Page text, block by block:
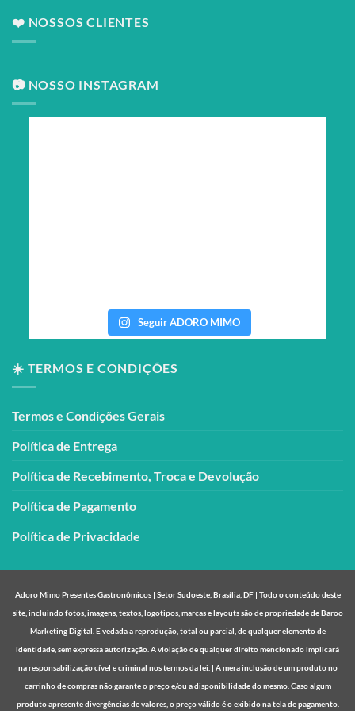
❤️ NOSSOS CLIENTES
📷 NOSSO INSTAGRAM
Seguir ADORO MIMO
☀️ TERMOS E CONDIÇÕES
Termos e Condições Gerais
Política de Entrega
Política de Recebimento, Troca e Devolução
Política de Pagamento
Política de Privacidade
Adoro Mimo Presentes Gastronômicos | Setor Sudoeste, Brasília, DF | Todo o conteúdo deste
site, incluindo fotos, imagens, textos, logotipos, marcas e layouts são de propriedade de Baroo
Marketing Digital. É vedada a reprodução, total ou parcial, de qualquer elemento de
identidade, sem expressa autorização. A violação de qualquer direito mencionado implicará
na responsabilização cível e criminal nos termos da lei. | A mera inclusão de um produto no
carrinho de compras não garante o preço e/ou a disponibilidade do mesmo. Caso algum
produto apresente divergências de valores, o preço válido é o exibido na tela de pagamento.